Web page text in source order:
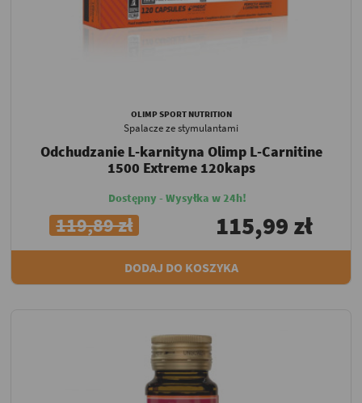
OLIMP SPORT NUTRITION
Spalacze ze stymulantami
Odchudzanie L-karnityna Olimp L-Carnitine
1500 Extreme 120kaps
Dostępny - Wysyłka w 24h!
119,89 zł 115,99 zł
DODAJ DO KOSZYKA